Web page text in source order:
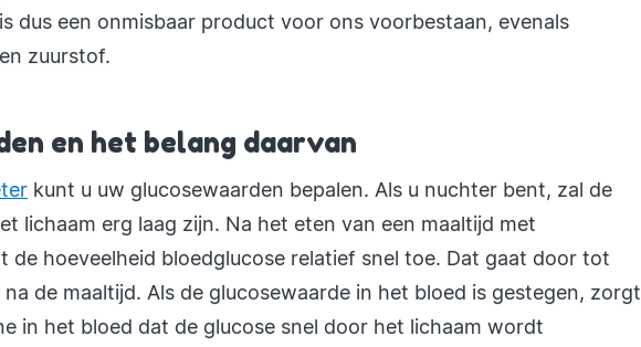
dus een onmisbaar product voor ons voorbestaan, evenals
zuurstof.
en het belang daarvan
kunt u uw glucosewaarden bepalen. Als u nuchter bent, zal de
lichaam erg laag zijn. Na het eten van een maaltijd met
de hoeveelheid bloedglucose relatief snel toe. Dat gaat door tot
de maaltijd. Als de glucosewaarde in het bloed is gestegen, zorgt
in het bloed dat de glucose snel door het lichaam wordt